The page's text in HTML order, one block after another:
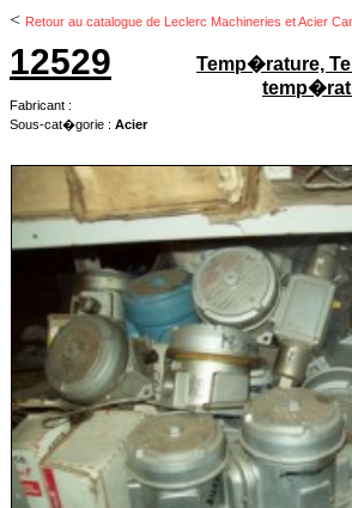
< Retour au catalogue de Leclerc Machineries et Acier
12529
Fabricant :
Sous-cat�gorie : Acier
Temp�rature,